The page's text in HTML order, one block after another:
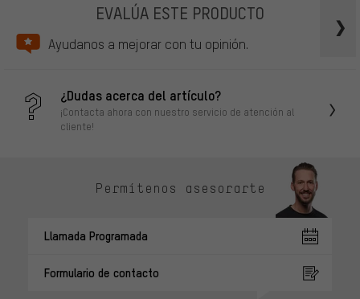
EVALÚA ESTE PRODUCTO
Ayudanos a mejorar con tu opinión.
¿Dudas acerca del artículo?
¡Contacta ahora con nuestro servicio de atención al
cliente!
Permítenos asesorarte
Llamada Programada
Formulario de contacto